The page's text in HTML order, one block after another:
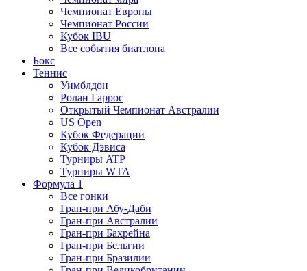
Чемпионат Европы
Чемпионат России
Кубок IBU
Все события биатлона
Бокс
Теннис
Уимблдон
Ролан Гаррос
Открытый Чемпионат Австралии
US Open
Кубок Федерации
Кубок Дэвиса
Турниры ATP
Турниры WTA
Формула 1
Все гонки
Гран-при Абу-Даби
Гран-при Австралии
Гран-при Бахрейна
Гран-при Бельгии
Гран-при Бразилии